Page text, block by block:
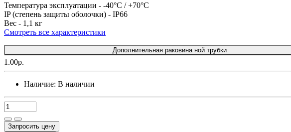
Температура эксплуатации - -40°C / +70°C
IP (степень защиты оболочки) - IP66
Вес - 1,1 кг
Смотреть все характеристики
Дополнительная раковина ной трубки
1.00р.
Наличие: В наличии
Запросить цену